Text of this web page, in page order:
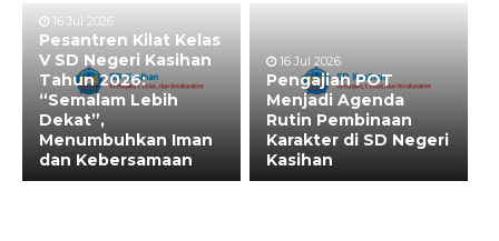
16 Jul 2026
Pesantren Kilat Kelas
V SD Negeri Kasihan
Tahun 2026:
“Semalam Lebih
Dekat”,
Menumbuhkan Iman
dan Kebersamaan
16 Jul 2026
Pengajian POT
Menjadi Agenda
Rutin Pembinaan
Karakter di SD Negeri
Kasihan